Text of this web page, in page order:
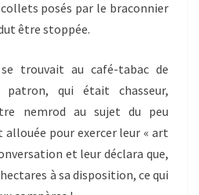
posés par le braconnier
être stoppée.
trouvait au café-tabac de
patron, qui était chasseur,
nemrod au sujet du peu
allouée pour exercer leur « art
et leur déclara que,
à sa disposition, ce qui